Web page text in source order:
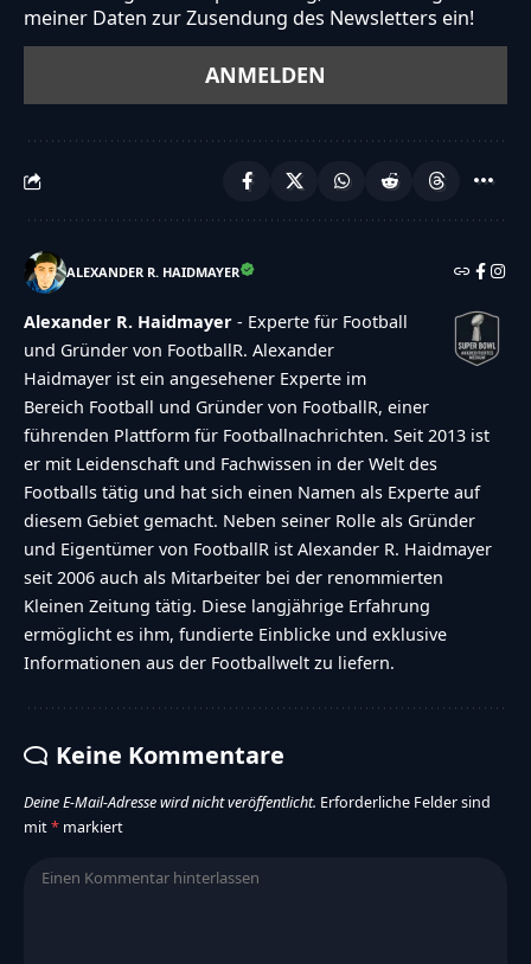
meiner Daten zur Zusendung des Newsletters ein!
ALEXANDER R. HAIDMAYER
Alexander R. Haidmayer - Experte für Football
und Gründer von FootballR. Alexander
Haidmayer ist ein angesehener Experte im
Bereich Football und Gründer von FootballR, einer
führenden Plattform für Footballnachrichten. Seit 2013 ist
er mit Leidenschaft und Fachwissen in der Welt des
Footballs tätig und hat sich einen Namen als Experte auf
diesem Gebiet gemacht. Neben seiner Rolle als Gründer
und Eigentümer von FootballR ist Alexander R. Haidmayer
seit 2006 auch als Mitarbeiter bei der renommierten
Kleinen Zeitung tätig. Diese langjährige Erfahrung
ermöglicht es ihm, fundierte Einblicke und exklusive
Informationen aus der Footballwelt zu liefern.
Keine Kommentare
Deine E-Mail-Adresse wird nicht veröffentlicht. Erforderliche Felder sind
mit* markiert